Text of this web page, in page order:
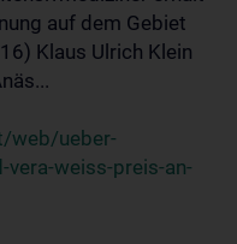
auf dem Gebiet
Klaus Ulrich Klein
web/ueber-
weiss-preis-an-